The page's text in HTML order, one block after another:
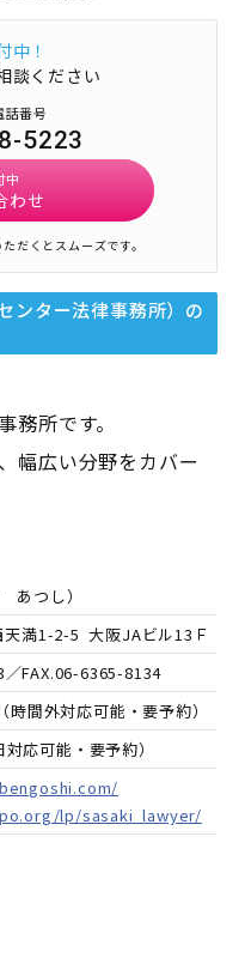
中！
談ください
話番号
5223
中
わせ
だくとスムーズです。
ター法律事務所） の
所です。
幅広い分野をカバー
あつし）
天満1-2-5 大阪JAビル13Ｆ
／FAX.06-6365-8134
間外対応可能・要予約）
応可能・要予約）
lp/sasaki_lawyer/